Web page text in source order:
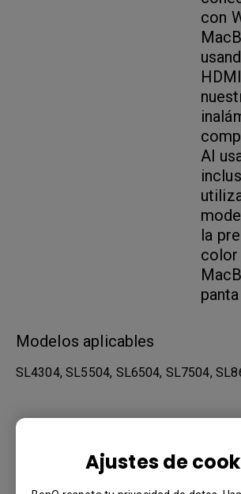
Ajustes de
con
Al
la
color
Modelos aplicables
SL4304, SL5504, SL6504, SL7504,